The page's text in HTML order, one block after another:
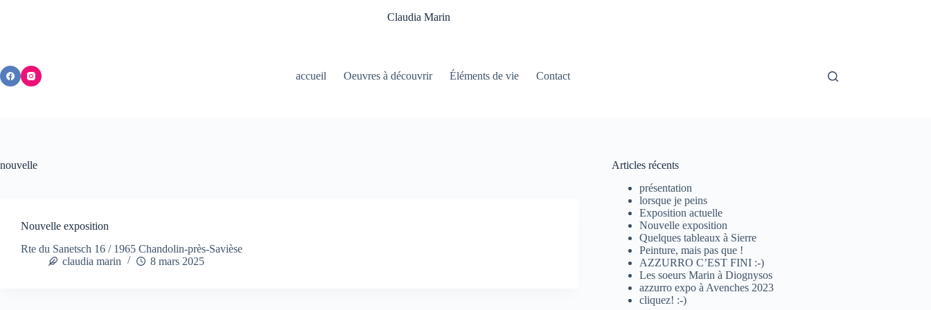
Claudia Marin
accueil Oeuvres à découvrir Éléments de vie Contact
nouvelle
Nouvelle exposition
Rte du Sanetsch 16 / 1965 Chandolin-près-Savièse
claudia marin
8 mars 2025
Articles récents
présentation
lorsque je peins
Exposition actuelle
Nouvelle exposition
Quelques tableaux à Sierre
Peinture, mais pas que !
AZZURRO C’EST FINI :-)
Les soeurs Marin à Diognysos
azzurro expo à Avenches 2023
cliquez! :-)